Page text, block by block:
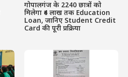
गोपालगंज के 2240 छात्रों को
मिलेगा ₹4 लाख तक Education
Loan, जानिए Student Credit
Card की पूरी प्रक्रिया